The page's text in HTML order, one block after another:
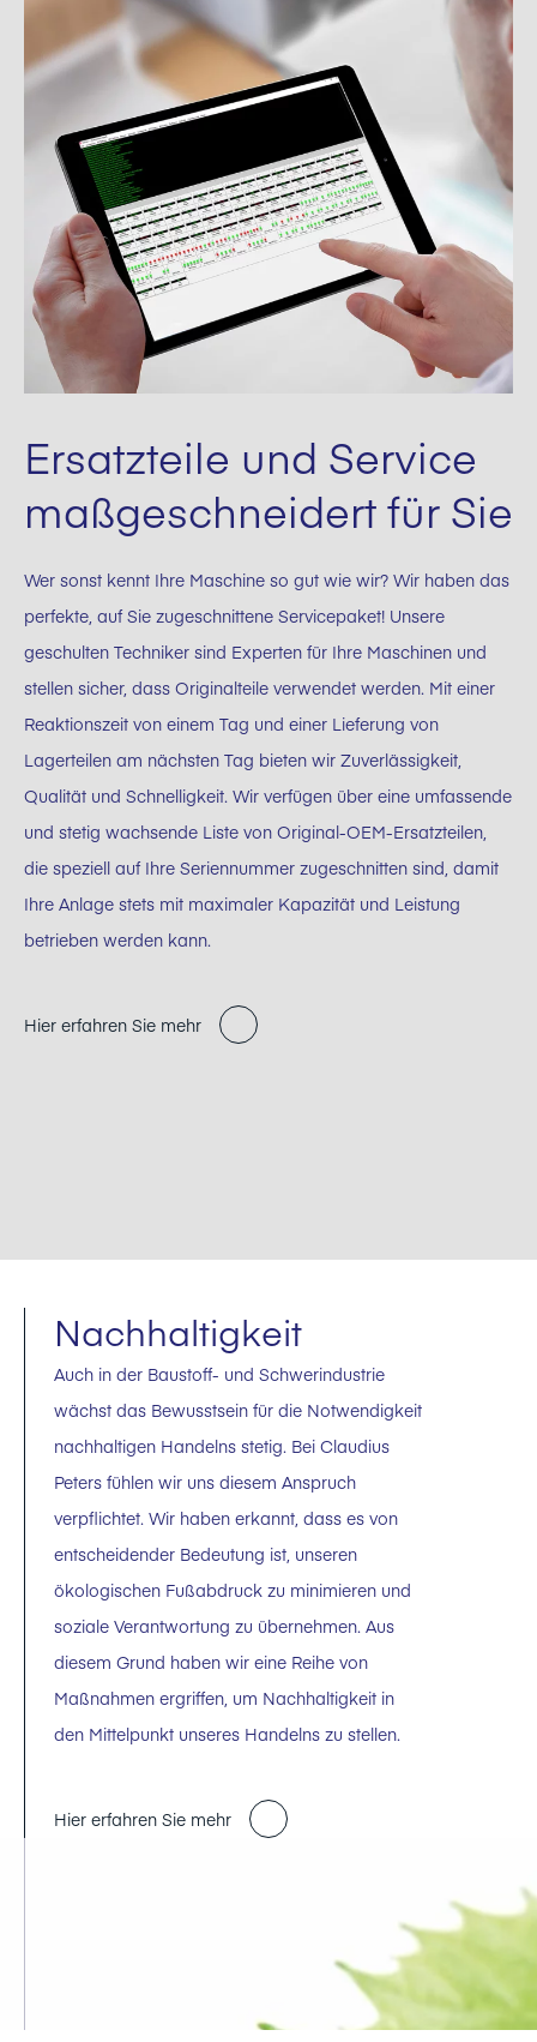
Ersatzteile und Service
maßgeschneidert für Sie
Wer sonst kennt Ihre Maschine so gut wie wir? Wir haben das
perfekte, auf Sie zugeschnittene Servicepaket! Unsere
geschulten Techniker sind Experten für Ihre Maschinen und
stellen sicher, dass Originalteile verwendet werden. Mit einer
Reaktionszeit von einem Tag und einer Lieferung von
Lagerteilen am nächsten Tag bieten wir Zuverlässigkeit,
Qualität und Schnelligkeit. Wir verfügen über eine umfassende
und stetig wachsende Liste von Original-OEM-Ersatzteilen,
die speziell auf Ihre Seriennummer zugeschnitten sind, damit
Ihre Anlage stets mit maximaler Kapazität und Leistung
betrieben werden kann.
Hier erfahren Sie mehr
Nachhaltigkeit
Auch in der Baustoff- und Schwerindustrie
wächst das Bewusstsein für die Notwendigkeit
nachhaltigen Handelns stetig. Bei Claudius
Peters fühlen wir uns diesem Anspruch
verpflichtet. Wir haben erkannt, dass es von
entscheidender Bedeutung ist, unseren
ökologischen Fußabdruck zu minimieren und
soziale Verantwortung zu übernehmen. Aus
diesem Grund haben wir eine Reihe von
Maßnahmen ergriffen, um Nachhaltigkeit in
den Mittelpunkt unseres Handelns zu stellen.
Hier erfahren Sie mehr